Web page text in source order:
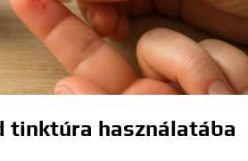
tinktúra használatába